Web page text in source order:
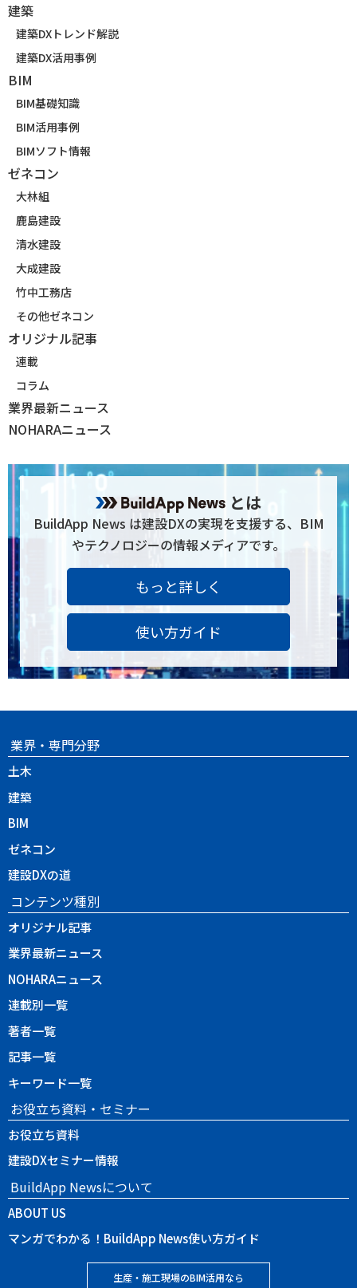
建築
建築DXトレンド解説
建築DX活用事例
BIM
BIM基礎知識
BIM活用事例
BIMソフト情報
ゼネコン
大林組
鹿島建設
清水建設
大成建設
竹中工務店
その他ゼネコン
オリジナル記事
連載
コラム
業界最新ニュース
NOHARAニュース
とは
BuildApp News は建設DXの実現を支援する、BIM
やテクノロジーの情報メディアです。
もっと詳しく
使い方ガイド
業界・専門分野
土木
建築
BIM
ゼネコン
建設DXの道
コンテンツ種別
オリジナル記事
業界最新ニュース
NOHARAニュース
連載別一覧
著者一覧
記事一覧
キーワード一覧
お役立ち資料・セミナー
お役立ち資料
建設DXセミナー情報
BuildApp Newsについて
ABOUT US
マンガでわかる！BuildApp News使い方ガイド
生産・施工現場のBIM活用なら